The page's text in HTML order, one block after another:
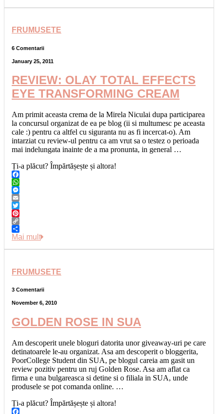
FRUMUSETE
6 Comentarii
January 25, 2011
REVIEW: OLAY TOTAL EFFECTS
EYE TRANSFORMING CREAM
Am primit aceasta crema de la Mirela Niculai dupa participarea
la concursul organizat de ea pe blog (ii si multumesc pe aceasta
cale :) pentru ca altfel cu siguranta nu as fi incercat-o). Am
intarziat cu review-ul pentru ca am vrut sa o testez o perioada
mai indelungata inainte de a ma pronunta, in general …
Ți-a plăcut? Împărtășește și altora!
Facebook
WhatsApp
Messenger
Email
Twitter
Pinterest
Copy
Link
Share
Mai mult
FRUMUSETE
3 Comentarii
November 6, 2010
GOLDEN ROSE IN SUA
Am descoperit unele bloguri datorita unor giveaway-uri pe care
detinatoarele le-au organizat. Asa am descoperit o bloggerita,
PoorCollege Student din SUA, pe blogul careia am gasit un
review pozitiv pentru un ruj Golden Rose. Asa am aflat ca
firma e una bulgareasca si detine si o filiala in SUA, unde
produsele se pot comanda online. …
Ți-a plăcut? Împărtășește și altora!